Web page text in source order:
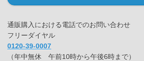
通販購入における電話でのお問い合わせ
フリーダイヤル
0120-39-0007
（年中無休 午前10時から午後6時まで）